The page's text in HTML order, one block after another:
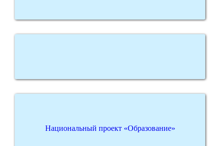
Национальный проект «Образование»